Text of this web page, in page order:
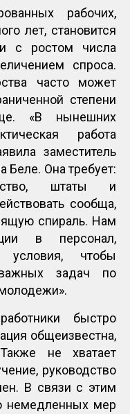
рабочих,
лет, становится
с ростом числа
спроса.
часто может
степени
«В нынешних
работа
заместитель
Беле. Она требует:
штаты и
сообща,
спираль. Нам
в персонал,
чтобы
задач по
быстро
общеизвестна,
не хватает
руководство
В связи с этим
немедленных мер